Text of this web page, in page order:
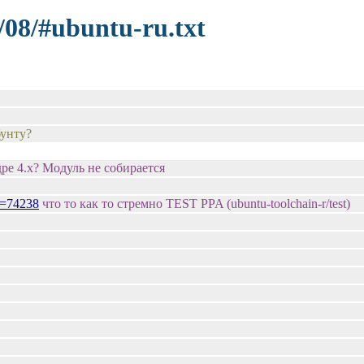
08/#ubuntu-ru.txt
4.х? Модуль не собирается
что то как то стремно TEST PPA (ubuntu-toolchain-r/test)